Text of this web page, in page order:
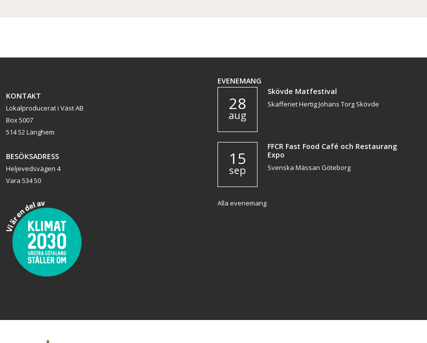
KONTAKT
Lokalproducerat i Väst AB
Box 5007
514 52 Länghem
BESÖKSADRESS
Heljevedsvägen 4
Vara 534 50
EVENEMANG
28
aug
Skövde Matfestival
Skafferiet Hertig Johans Torg Skövde
15
sep
FFCR Fast Food Café och Restaurang
Expo
Svenska Mässan Göteborg
Alla evenemang